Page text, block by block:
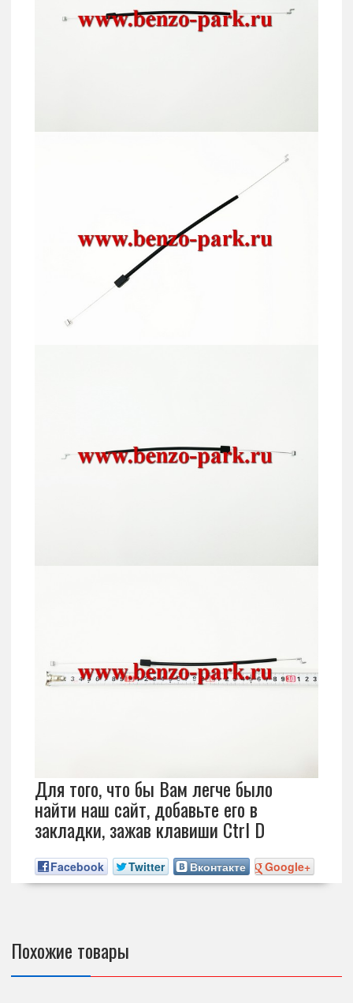
Для того, что бы Вам легче было
найти наш сайт, добавьте его в
закладки, зажав клавиши Ctrl D
Facebook Twitter Вконтакте Google+
Похожие товары